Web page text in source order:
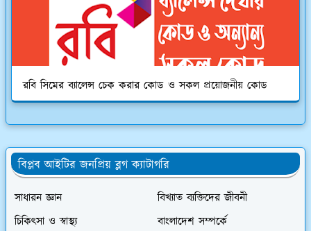
রবি সিমের ব্যালেন্স চেক করার কোড ও সকল প্রয়োজনীয় কোড
বিপ্লব আইটির জনপ্রিয় ব্লগ ক্যাটাগরি
সাধারন জ্ঞান
বিখ্যাত ব্যক্তিদের জীবনী
চিকিৎসা ও স্বাস্থ্য
বাংলাদেশ সম্পর্কে